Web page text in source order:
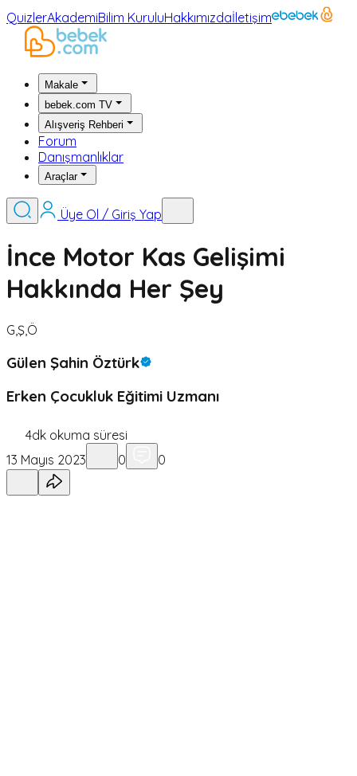
QuizlerAkademiBilim KuruluHakkımızdaİletişim
Makale
bebek.com TV
Alışveriş Rehberi
Forum
Danışmanlıklar
Araçlar
Üye Ol / Giriş Yap
İnce Motor Kas Gelişimi
Hakkında Her Şey
G,Ş,Ö
Gülen Şahin Öztürk
Erken Çocukluk Eğitimi Uzmanı
4dk okuma süresi
13 Mayıs 2023
0 0